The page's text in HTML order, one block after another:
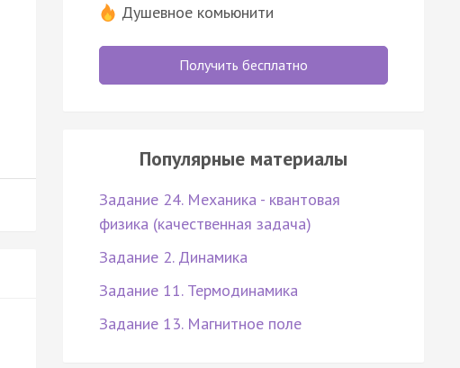
Душевное комьюнити
Получить бесплатно
Популярные материалы
Задание 24. Механика - квантовая
физика (качественная задача)
Задание 2. Динамика
Задание 11. Термодинамика
Задание 13. Магнитное поле